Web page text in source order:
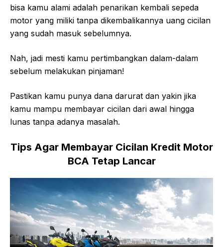
bisa kamu alami adalah penarikan kembali sepeda
motor yang miliki tanpa dikembalikannya uang cicilan
yang sudah masuk sebelumnya.
Nah, jadi mesti kamu pertimbangkan dalam-dalam
sebelum melakukan pinjaman!
Pastikan kamu punya dana darurat dan yakin jika
kamu mampu membayar cicilan dari awal hingga
lunas tanpa adanya masalah.
Tips Agar Membayar Cicilan Kredit Motor
BCA Tetap Lancar